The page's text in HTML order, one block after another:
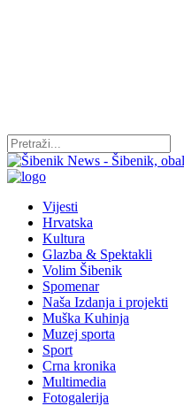
Vijesti
Hrvatska
Kultura
Glazba & Spektakli
Volim Šibenik
Spomenar
Naša Izdanja i projekti
Muška Kuhinja
Muzej sporta
Sport
Crna kronika
Multimedia
Fotogalerija